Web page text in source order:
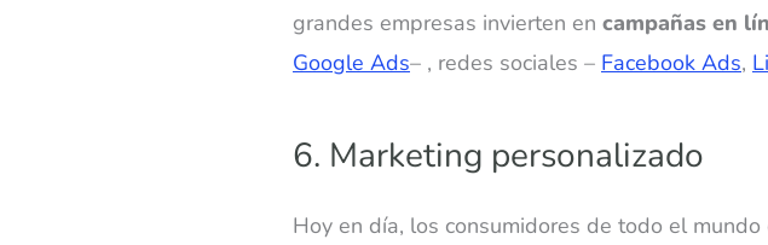
grandes empresas invierten en campañas en
Google Ads– , redes sociales – Facebook Ads,
6. Marketing personalizado
Hoy en día, los consumidores de todo el mundo